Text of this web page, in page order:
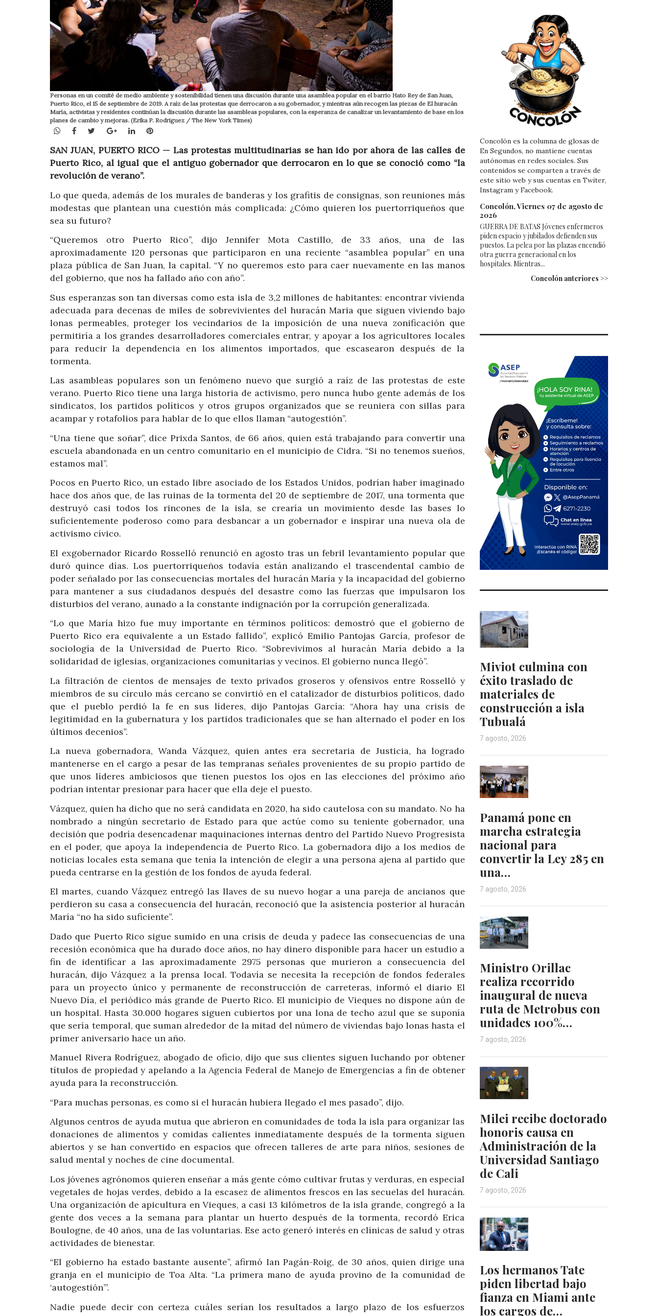
Personas en un comité de medio ambiente y sostenibilidad tienen una discusión durante una asamblea popular en el barrio Hato Rey de San Juan,
Puerto Rico, el 15 de septiembre de 2019. A raíz de las protestas que derrocaron a su gobernador, y mientras aún recogen las piezas de El huracán
María, activistas y residentes continúan la discusión durante las asambleas populares, con la esperanza de canalizar un levantamiento de base en los
planes de cambio y mejoras. (Erika P. Rodriguez / The New York Times)
WhatsApp
Facebook
TwitterGoogle+LinkedInPinterest
SAN JUAN, PUERTO RICO — Las protestas multitudinarias se han ido por ahora de las calles de
Puerto Rico, al igual que el antiguo gobernador que derrocaron en lo que se conoció como “la
revolución de verano”.
Lo que queda, además de los murales de banderas y los grafitis de consignas, son reuniones más
modestas que plantean una cuestión más complicada: ¿Cómo quieren los puertorriqueños que
sea su futuro?
“Queremos otro Puerto Rico”, dijo Jennifer Mota Castillo, de 33 años, una de las
aproximadamente 120 personas que participaron en una reciente “asamblea popular” en una
plaza pública de San Juan, la capital. “Y no queremos esto para caer nuevamente en las manos
del gobierno, que nos ha fallado año con año”.
Sus esperanzas son tan diversas como esta isla de 3,2 millones de habitantes: encontrar vivienda
adecuada para decenas de miles de sobrevivientes del huracán Maria que siguen viviendo bajo
lonas permeables, proteger los vecindarios de la imposición de una nueva zonificación que
permitiría a los grandes desarrolladores comerciales entrar, y apoyar a los agricultores locales
para reducir la dependencia en los alimentos importados, que escasearon después de la
tormenta.
Las asambleas populares son un fenómeno nuevo que surgió a raíz de las protestas de este
verano. Puerto Rico tiene una larga historia de activismo, pero nunca hubo gente además de los
sindicatos, los partidos políticos y otros grupos organizados que se reuniera con sillas para
acampar y rotafolios para hablar de lo que ellos llaman “autogestión”.
“Una tiene que soñar”, dice Prixda Santos, de 66 años, quien está trabajando para convertir una
escuela abandonada en un centro comunitario en el municipio de Cidra. “Si no tenemos sueños,
estamos mal”.
Pocos en Puerto Rico, un estado libre asociado de los Estados Unidos, podrían haber imaginado
hace dos años que, de las ruinas de la tormenta del 20 de septiembre de 2017, una tormenta que
destruyó casi todos los rincones de la isla, se crearía un movimiento desde las bases lo
suficientemente poderoso como para desbancar a un gobernador e inspirar una nueva ola de
activismo cívico.
El exgobernador Ricardo Rosselló renunció en agosto tras un febril levantamiento popular que
duró quince días. Los puertorriqueños todavía están analizando el trascendental cambio de
poder señalado por las consecuencias mortales del huracán María y la incapacidad del gobierno
para mantener a sus ciudadanos después del desastre como las fuerzas que impulsaron los
disturbios del verano, aunado a la constante indignación por la corrupción generalizada.
“Lo que María hizo fue muy importante en términos políticos: demostró que el gobierno de
Puerto Rico era equivalente a un Estado fallido”, explicó Emilio Pantojas García, profesor de
sociología de la Universidad de Puerto Rico. “Sobrevivimos al huracán María debido a la
solidaridad de iglesias, organizaciones comunitarias y vecinos. El gobierno nunca llegó”.
La filtración de cientos de mensajes de texto privados groseros y ofensivos entre Rosselló y
miembros de su círculo más cercano se convirtió en el catalizador de disturbios políticos, dado
que el pueblo perdió la fe en sus líderes, dijo Pantojas García: “Ahora hay una crisis de
legitimidad en la gubernatura y los partidos tradicionales que se han alternado el poder en los
últimos decenios”.
La nueva gobernadora, Wanda Vázquez, quien antes era secretaria de Justicia, ha logrado
mantenerse en el cargo a pesar de las tempranas señales provenientes de su propio partido de
que unos líderes ambiciosos que tienen puestos los ojos en las elecciones del próximo año
podrían intentar presionar para hacer que ella deje el puesto.
Vázquez, quien ha dicho que no será candidata en 2020, ha sido cautelosa con su mandato. No ha
nombrado a ningún secretario de Estado para que actúe como su teniente gobernador, una
decisión que podría desencadenar maquinaciones internas dentro del Partido Nuevo Progresista
en el poder, que apoya la independencia de Puerto Rico. La gobernadora dijo a los medios de
noticias locales esta semana que tenía la intención de elegir a una persona ajena al partido que
pueda centrarse en la gestión de los fondos de ayuda federal.
El martes, cuando Vázquez entregó las llaves de su nuevo hogar a una pareja de ancianos que
perdieron su casa a consecuencia del huracán, reconoció que la asistencia posterior al huracán
María “no ha sido suficiente”.
Dado que Puerto Rico sigue sumido en una crisis de deuda y padece las consecuencias de una
recesión económica que ha durado doce años, no hay dinero disponible para hacer un estudio a
fin de identificar a las aproximadamente 2975 personas que murieron a consecuencia del
huracán, dijo Vázquez a la prensa local. Todavía se necesita la recepción de fondos federales
para un proyecto único y permanente de reconstrucción de carreteras, informó el diario El
Nuevo Día, el periódico más grande de Puerto Rico. El municipio de Vieques no dispone aún de
un hospital. Hasta 30.000 hogares siguen cubiertos por una lona de techo azul que se suponía
que sería temporal, que suman alrededor de la mitad del número de viviendas bajo lonas hasta el
primer aniversario hace un año.
Manuel Rivera Rodríguez, abogado de oficio, dijo que sus clientes siguen luchando por obtener
títulos de propiedad y apelando a la Agencia Federal de Manejo de Emergencias a fin de obtener
ayuda para la reconstrucción.
“Para muchas personas, es como si el huracán hubiera llegado el mes pasado”, dijo.
Algunos centros de ayuda mutua que abrieron en comunidades de toda la isla para organizar las
donaciones de alimentos y comidas calientes inmediatamente después de la tormenta siguen
abiertos y se han convertido en espacios que ofrecen talleres de arte para niños, sesiones de
salud mental y noches de cine documental.
Los jóvenes agrónomos quieren enseñar a más gente cómo cultivar frutas y verduras, en especial
vegetales de hojas verdes, debido a la escasez de alimentos frescos en las secuelas del huracán.
Una organización de apicultura en Vieques, a casi 13 kilómetros de la isla grande, congregó a la
gente dos veces a la semana para plantar un huerto después de la tormenta, recordó Erica
Boulogne, de 40 años, una de las voluntarias. Ese acto generó interés en clínicas de salud y otras
actividades de bienestar.
“El gobierno ha estado bastante ausente”, afirmó Ian Pagán-Roig, de 30 años, quien dirige una
granja en el municipio de Toa Alta. “La primera mano de ayuda provino de la comunidad de
‘autogestión’”.
Nadie puede decir con certeza cuáles serían los resultados a largo plazo de los esfuerzos
Concolón es la columna de glosas de
En Segundos, no mantiene cuentas
autónomas en redes sociales. Sus
contenidos se comparten a través de
este sitio web y sus cuentas en Twiter,
Instagram y Facebook.
Concolón, Viernes 07 de agosto de
2026
GUERRA DE BATAS Jóvenes enfermeros
piden espacio y jubilados defienden sus
puestos. La pelea por las plazas encendió
otra guerra generacional en los
hospitales. Mientras...
Concolón anteriores >>
Miviot culmina con
éxito traslado de
materiales de
construcción a isla
Tubualá
7 agosto, 2026
Panamá pone en
marcha estrategia
nacional para
convertir la Ley 285 en
una…
7 agosto, 2026
Ministro Orillac
realiza recorrido
inaugural de nueva
ruta de Metrobus con
unidades 100%…
7 agosto, 2026
Milei recibe doctorado
honoris causa en
Administración de la
Universidad Santiago
de Cali
7 agosto, 2026
Los hermanos Tate
piden libertad bajo
fianza en Miami ante
los cargos de…